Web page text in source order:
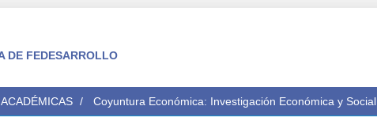
DE FEDESARROLLO
Coyuntura Económica: Investigación Económica y Social